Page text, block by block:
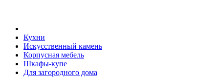
Кухни
Искусственный камень
Корпусная мебель
Шкафы-купе
Для загородного дома